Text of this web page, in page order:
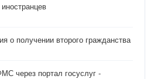
о получении второго гражданства
через портал госуслуг -